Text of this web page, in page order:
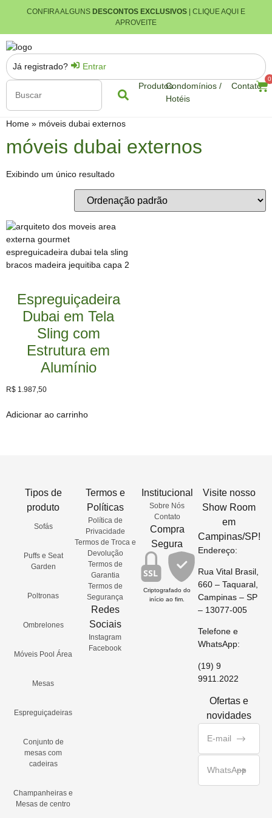
CONFIRA ALGUNS DESCONTOS EXCLUSIVOS | CLIQUE AQUI E
APROVEITE
ProdutosCondomínios /
Hotéis
Contato
0
Já registrado? Entrar
Home » móveis dubai externos
móveis dubai externos
Exibindo um único resultado
Espreguiçadeira
Dubai em Tela
Sling com
Estrutura em
Alumínio
R$ 1.987,50
Adicionar ao carrinho
Tipos de
produto
Sofás
Puffs e Seat
Garden
Poltronas
Ombrelones
Móveis Pool Área
Mesas
Espreguiçadeiras
Conjunto de
mesas com
cadeiras
Champanheiras e
Mesas de centro
Termos e
Políticas
Política de
Privacidade
Termos de Troca e
Devolução
Termos de
Garantia
Termos de
Segurança
Redes
Sociais
Instagram
Facebook
Institucional
Sobre Nós
Contato
Compra
Segura
SSL
Criptografado do
início ao fim.
Visite nosso
Show Room
em
Campinas/SP!
Endereço:
Rua Vital Brasil,
660 – Taquaral,
Campinas – SP
– 13077-005
Telefone e
WhatsApp:
(19) 9
9911.2022
Ofertas e
novidades